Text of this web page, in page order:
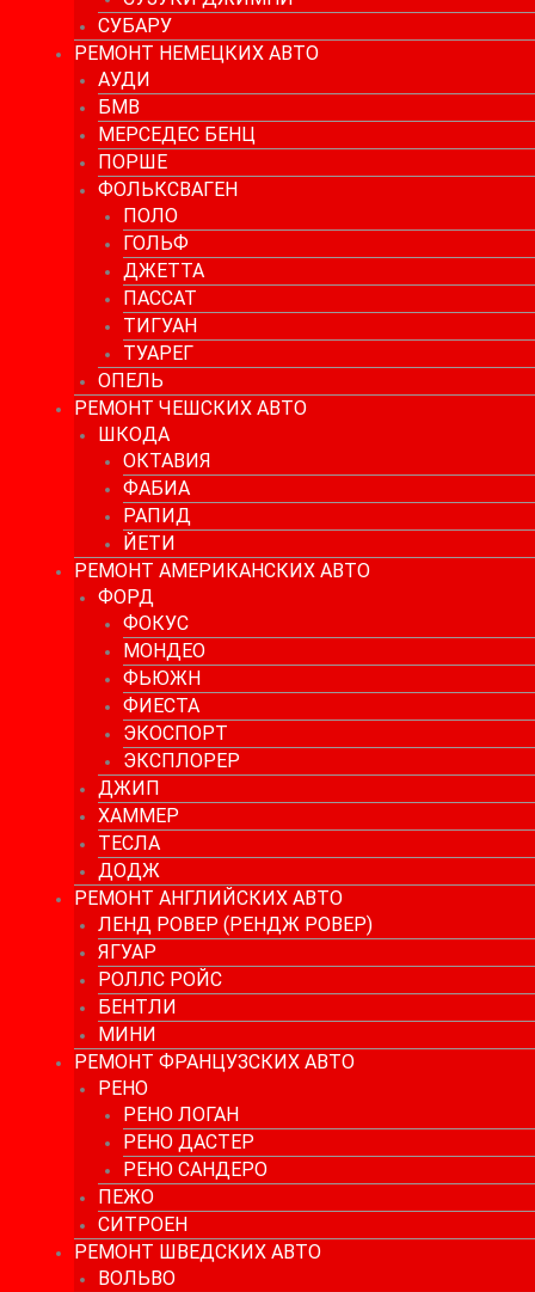
СУБАРУ
РЕМОНТ НЕМЕЦКИХ АВТО
АУДИ
БМВ
МЕРСЕДЕС БЕНЦ
ПОРШЕ
ФОЛЬКСВАГЕН
ПОЛО
ГОЛЬФ
ДЖЕТТА
ПАССАТ
ТИГУАН
ТУАРЕГ
ОПЕЛЬ
РЕМОНТ ЧЕШСКИХ АВТО
ШКОДА
ОКТАВИЯ
ФАБИА
РАПИД
ЙЕТИ
РЕМОНТ АМЕРИКАНСКИХ АВТО
ФОРД
ФОКУС
МОНДЕО
ФЬЮЖН
ФИЕСТА
ЭКОСПОРТ
ЭКСПЛОРЕР
ДЖИП
ХАММЕР
ТЕСЛА
ДОДЖ
РЕМОНТ АНГЛИЙСКИХ АВТО
ЛЕНД РОВЕР (РЕНДЖ РОВЕР)
ЯГУАР
РОЛЛС РОЙС
БЕНТЛИ
МИНИ
РЕМОНТ ФРАНЦУЗСКИХ АВТО
РЕНО
РЕНО ЛОГАН
РЕНО ДАСТЕР
РЕНО САНДЕРО
ПЕЖО
СИТРОЕН
РЕМОНТ ШВЕДСКИХ АВТО
ВОЛЬВО